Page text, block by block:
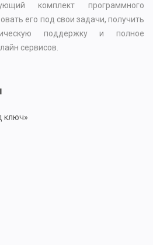
комплект программного
его под свои задачи, получить
поддержку и полное
сервисов.
ключ»